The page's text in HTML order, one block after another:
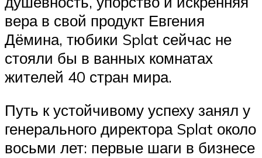
вера в свой продукт Евгения
Дёмина, тюбики Splat сейчас не
стояли бы в ванных комнатах
жителей 40 стран мира.
Путь к устойчивому успеху занял у
генерального директора Splat около
восьми лет: первые шаги в бизнесе